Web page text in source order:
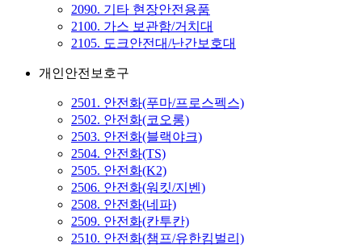
2090. 기타 현장안전용품
2100. 가스 보관함/거치대
2105. 도크안전대/난간보호대
개인안전보호구
2501. 안전화(푸마/프로스펙스)
2502. 안전화(코오롱)
2503. 안전화(블랙야크)
2504. 안전화(TS)
2505. 안전화(K2)
2506. 안전화(워킷/지벤)
2508. 안전화(네파)
2509. 안전화(칸투칸)
2510. 안전화(챔프/유한킴벌리)